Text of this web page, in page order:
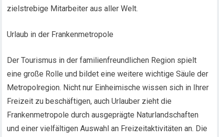
zielstrebige Mitarbeiter aus aller Welt.
Urlaub in der Frankenmetropole
Der Tourismus in der familienfreundlichen Region spielt
eine große Rolle und bildet eine weitere wichtige Säule der
Metropolregion. Nicht nur Einheimische wissen sich in Ihrer
Freizeit zu beschäftigen, auch Urlauber zieht die
Frankenmetropole durch ausgeprägte Naturlandschaften
und einer vielfältigen Auswahl an Freizeitaktivitäten an. Die